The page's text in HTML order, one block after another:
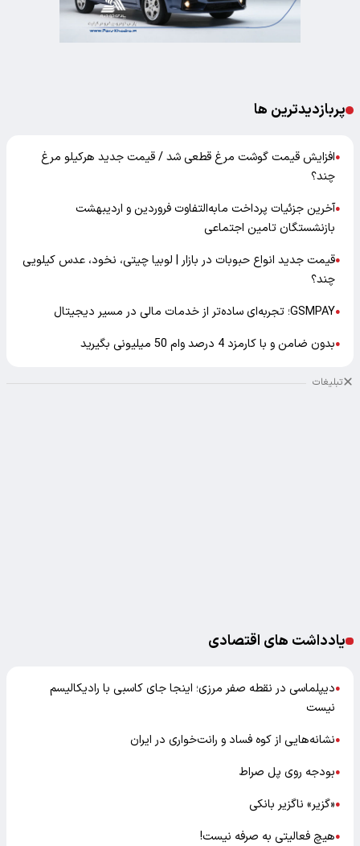
پربازدیدترین ها
●افزایش قیمت گوشت مرغ قطعی شد / قیمت جدید هرکیلو مرغ
چند؟
●آخرین جزئیات پرداخت مابه‌التفاوت فروردین و اردیبهشت
بازنشستگان تامین اجتماعی
●قیمت جدید انواع حبوبات در بازار | لوبیا چیتی، نخود، عدس کیلویی
چند؟
●GSMPAY؛ تجربه‌ای ساده‌تر از خدمات مالی در مسیر دیجیتال
●بدون ضامن و با کارمزد 4 درصد وام 50 میلیونی بگیرید
تبلیغات
یادداشت های اقتصادی
●دیپلماسی در نقطه صفر مرزی؛ اینجا جای کاسبی با رادیکالیسم
نیست
●نشانه‌هایی از کوه فساد و رانت‌خواری در ایران
●بودجه روی پل صراط
●«گزیر» ناگزیر بانکی
●هیچ فعالیتی به صرفه نیست!